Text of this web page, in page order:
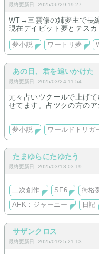
最終更新日: 2025/06/29 19:27
WT→三雲修の姉夢主で長
現在デイビット夢とテス
夢小説 ワートリ夢
あの日、君を追いかけた
最終更新日: 2025/03/24 11:54
元々占いツクールで上げ
せてます。占ツクの方の
夢小説 ワールドトリガ
たまゆらにたゆたう
最終更新日: 2025/03/13 03:19
二次創作 SF6 街格
AFK：ジャーニー
日記
サザンクロス
最終更新日: 2025/01/25 21:13